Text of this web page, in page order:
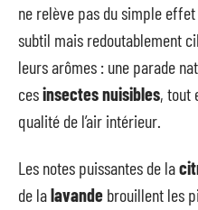
ne relève pas du simple effet
subtil mais redoutablement
leurs arômes : une parade
cesinsectes nuisibles, tout
qualité de l’air intérieur.
Les notes puissantes de la
de lalavande brouillent les